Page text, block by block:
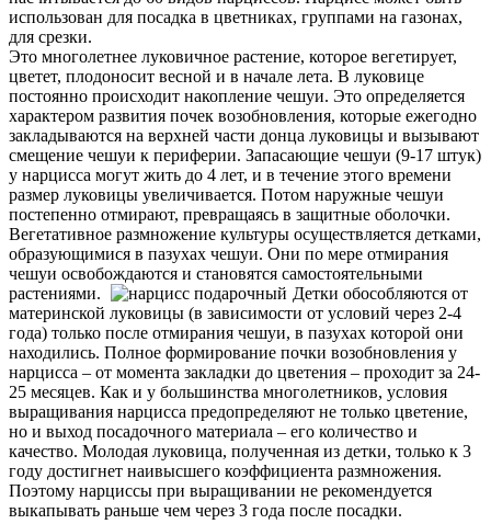
использован для посадка в цветниках, группами на газонах,
для срезки.
Это многолетнее луковичное растение, которое вегетирует,
цветет, плодоносит весной и в начале лета. В луковице
постоянно происходит накопление чешуи. Это определяется
характером развития почек возобновления, которые ежегодно
закладываются на верхней части донца луковицы и вызывают
смещение чешуи к периферии. Запасающие чешуи (9-17 штук)
у нарцисса могут жить до 4 лет, и в течение этого времени
размер луковицы увеличивается. Потом наружные чешуи
постепенно отмирают, превращаясь в защитные оболочки.
Вегетативное размножение культуры осуществляется детками,
образующимися в пазухах чешуи. Они по мере отмирания
чешуи освобождаются и становятся самостоятельными
растениями.
Детки обособляются от
материнской луковицы (в зависимости от условий через 2-4
года) только после отмирания чешуи, в пазухах которой они
находились. Полное формирование почки возобновления у
нарцисса – от момента закладки до цветения – проходит за 24-
25 месяцев. Как и у большинства многолетников, условия
выращивания нарцисса предопределяют не только цветение,
но и выход посадочного материала – его количество и
качество. Молодая луковица, полученная из детки, только к 3
году достигнет наивысшего коэффициента размножения.
Поэтому нарциссы при выращивании не рекомендуется
выкапывать раньше чем через 3 года после посадки.